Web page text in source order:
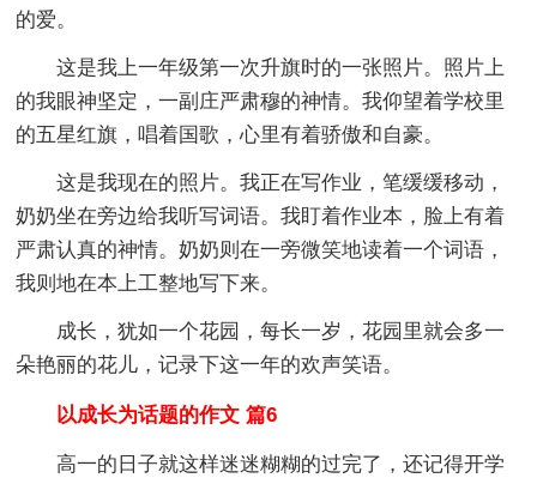
的爱。
这是我上一年级第一次升旗时的一张照片。照片上
的我眼神坚定，一副庄严肃穆的神情。我仰望着学校里
的五星红旗，唱着国歌，心里有着骄傲和自豪。
这是我现在的照片。我正在写作业，笔缓缓移动，
奶奶坐在旁边给我听写词语。我盯着作业本，脸上有着
严肃认真的神情。奶奶则在一旁微笑地读着一个词语，
我则地在本上工整地写下来。
成长，犹如一个花园，每长一岁，花园里就会多一
朵艳丽的花儿，记录下这一年的欢声笑语。
以成长为话题的作文 篇6
高一的日子就这样迷迷糊糊的过完了，还记得开学